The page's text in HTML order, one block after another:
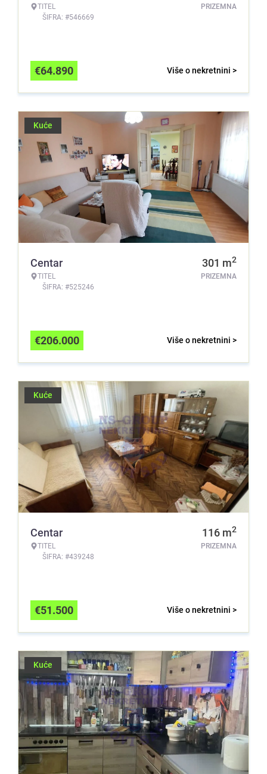
TITEL
ŠIFRA: #546669
PRIZEMNA
Više o nekretnini >
€64.890
Kuće
Centar
TITEL
ŠIFRA: #525246
301 m2
PRIZEMNA
Više o nekretnini >
€206.000
Kuće
Centar
TITEL
ŠIFRA: #439248
116 m2
PRIZEMNA
Više o nekretnini >
€51.500
Kuće